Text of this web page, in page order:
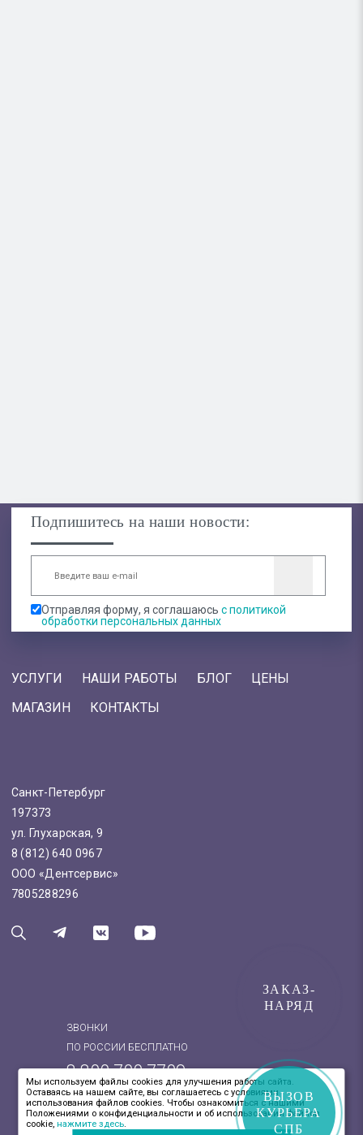
Подпишитесь на наши новости:
Отправляя форму, я соглашаюсь с политикой
обработки персональных данных
ЗВОНКИ
ПО РОССИИ БЕСПЛАТНО
8 800 700 7709
8 (812) 640 0967
УСЛУГИ НАШИ РАБОТЫ БЛОГ
ЦЕНЫ
МАГАЗИН
КОНТАКТЫ
Санкт-Петербург
197373
ул. Глухарская, 9
8 (812) 640 0967
ООО «Дентсервис»
7805288296
ЗАКАЗ-
НАРЯД
ВЫЗОВ
КУРЬЕРА
СПБ
Мы используем файлы cookies для улучшения работы сайта.
Оставаясь на нашем сайте, вы соглашаетесь с условиями
использования файлов cookies. Чтобы ознакомиться с нашими
Положениями о конфиденциальности и об использовании файлов
cookie,нажмите здесь.